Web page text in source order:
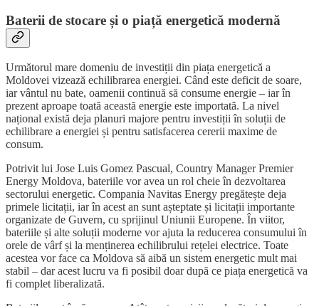
Baterii de stocare și o piață energetică modernă
Următorul mare domeniu de investiții din piața energetică a
Moldovei vizează echilibrarea energiei. Când este deficit de soare,
iar vântul nu bate, oamenii continuă să consume energie – iar în
prezent aproape toată această energie este importată. La nivel
național există deja planuri majore pentru investiții în soluții de
echilibrare a energiei și pentru satisfacerea cererii maxime de
consum.
Potrivit lui Jose Luis Gomez Pascual, Country Manager Premier
Energy Moldova, bateriile vor avea un rol cheie în dezvoltarea
sectorului energetic. Compania Navitas Energy pregătește deja
primele licitații, iar în acest an sunt așteptate și licitații importante
organizate de Guvern, cu sprijinul Uniunii Europene. În viitor,
bateriile și alte soluții moderne vor ajuta la reducerea consumului în
orele de vârf și la menținerea echilibrului rețelei electrice. Toate
acestea vor face ca Moldova să aibă un sistem energetic mult mai
stabil – dar acest lucru va fi posibil doar după ce piața energetică va
fi complet liberalizată.